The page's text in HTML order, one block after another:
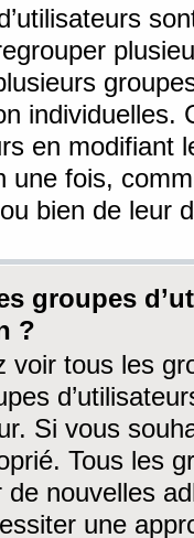
individuelles.
en modifiant
une fois,
bien de leur
groupes
?
voir tous les
Si vous
Tous les
de nouvelles
une